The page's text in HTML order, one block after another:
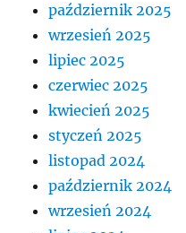
październik 2025
wrzesień 2025
lipiec 2025
czerwiec 2025
kwiecień 2025
styczeń 2025
listopad 2024
październik 2024
wrzesień 2024